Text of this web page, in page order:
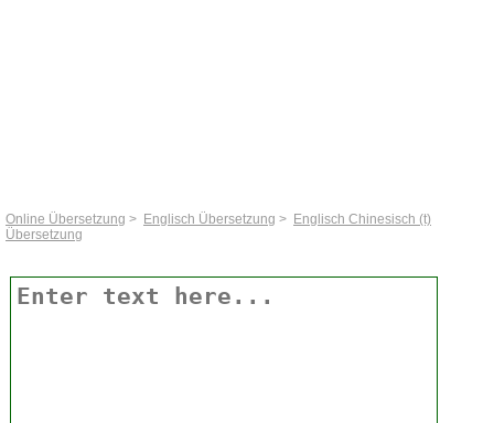
Online Übersetzung > Englisch Übersetzung > Englisch Chinesisch (t)
Übersetzung